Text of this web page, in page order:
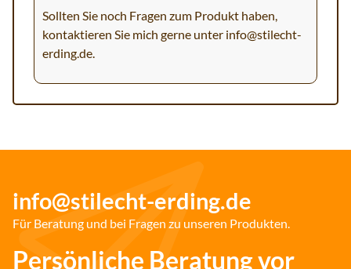
Sollten Sie noch Fragen zum Produkt haben,
kontaktieren Sie mich gerne unter info@stilecht-
erding.de.
info@stilecht-erding.de
Für Beratung und bei Fragen zu unseren Produkten.
Persönliche Beratung vor